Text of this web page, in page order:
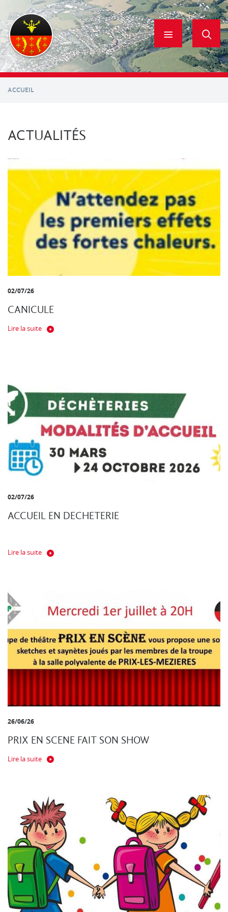
contenu
principal
ACCUEIL
ACTUALITÉS
02/07/26
CANICULE
Lire la suite
02/07/26
ACCUEIL EN DECHETERIE
Lire la suite
26/06/26
PRIX EN SCENE FAIT SON SHOW
Lire la suite